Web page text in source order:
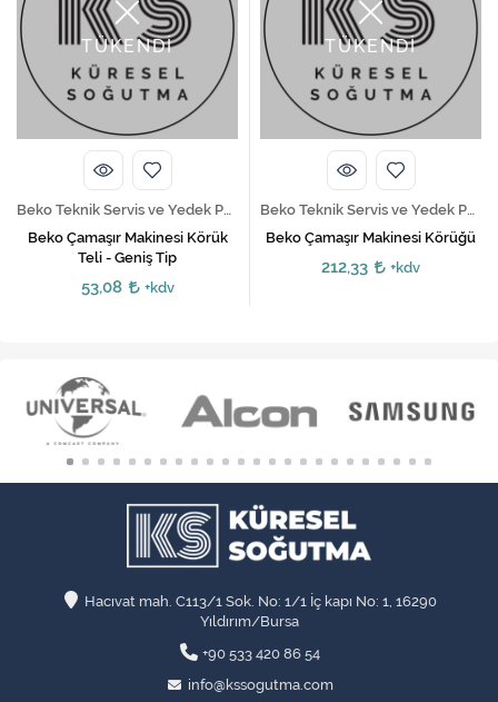
TÜKENDİ
Beko Teknik Servis ve Yedek Parça Hizmetleri
Beko Çamaşır Makinesi Körük
Teli - Geniş Tip
53,08 +kdv
TÜKENDİ
Beko Teknik Servis ve Yedek Parça Hizmetleri
Beko Çamaşır Makinesi Körüğü
212,33 +kdv
Hacıvat mah. C113/1 Sok. No: 1/1 İç kapı No: 1, 16290
Yıldırım/Bursa
+90 533 420 86 54
info@kssogutma.com